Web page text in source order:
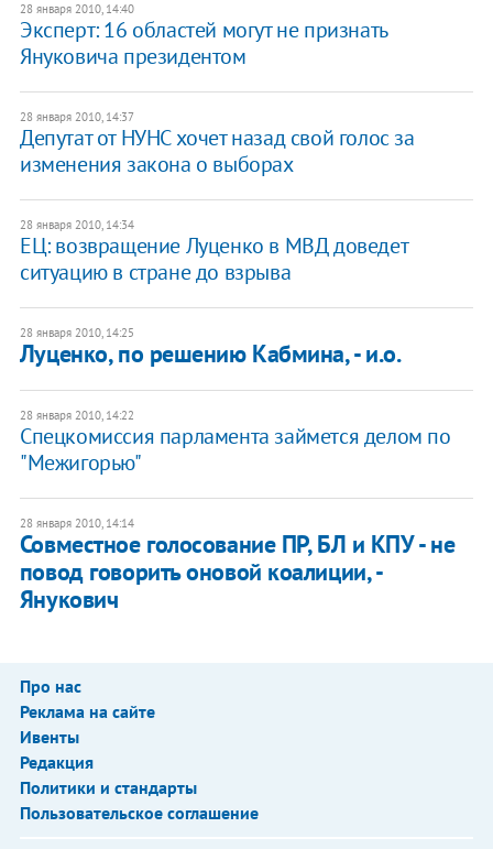
28 января 2010, 14:40
Эксперт: 16 областей могут не признать
Януковича президентом
28 января 2010, 14:37
Депутат от НУНС хочет назад свой голос за
изменения закона о выборах
28 января 2010, 14:34
ЕЦ: возвращение Луценко в МВД доведет
ситуацию в стране до взрыва
28 января 2010, 14:25
Луценко, по решению Кабмина, - и.о.
28 января 2010, 14:22
Спецкомиссия парламента займется делом по
"Межигорью"
28 января 2010, 14:14
Совместное голосование ПР, БЛ и КПУ - не
повод говорить оновой коалиции, -
Янукович
Про нас
Реклама на сайте
Ивенты
Редакция
Политики и стандарты
Пользовательское соглашение